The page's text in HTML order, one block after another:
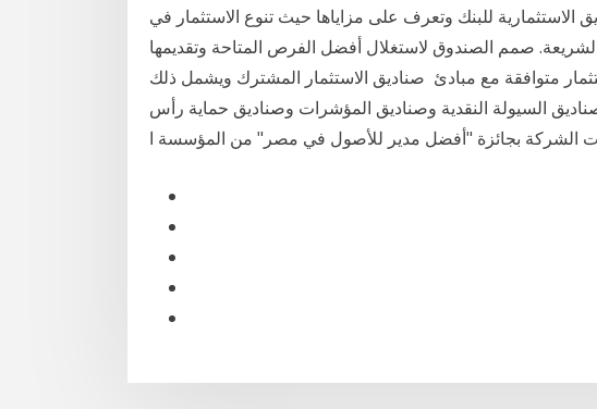
الاستثمارية للبنك وتعرف على مزاياها حيث تنوع الاستثمار في
صمم الصندوق لاستغلال أفضل الفرص المتاحة وتقديمها
متوافقة مع مبادئ صناديق الاستثمار المشترك ويشمل ذلك
السيولة النقدية وصناديق المؤشرات وصناديق حماية رأس
الشركة بجائزة "أفضل مدير للأصول في مصر" من المؤسسة ا